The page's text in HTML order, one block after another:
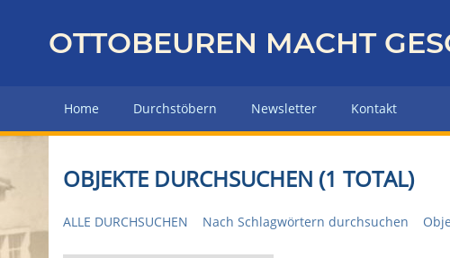
z
r
H
u
OTTOBEUREN MACHT
Home Durchstöbern Newsletter Kontakt
OBJEKTE DURCHSUCHEN (1 TOTAL)
ALLE DURCHSUCHEN Nach Schlagwörtern durchsuchen